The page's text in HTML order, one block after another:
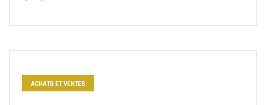
ACHATS ET VENTES